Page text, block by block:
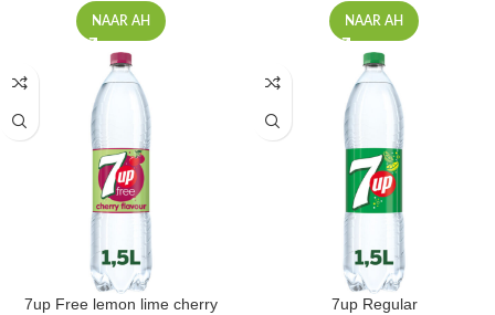
NAAR AH NAAR AH
7up Free lemon lime cherry 7up Regular